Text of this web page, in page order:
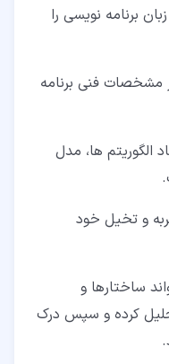
برنامه نویسی را
فنی برنامه
الگوریتم ها، مدل
و تخیل خود
ساختارها و
کرده و سپس درک